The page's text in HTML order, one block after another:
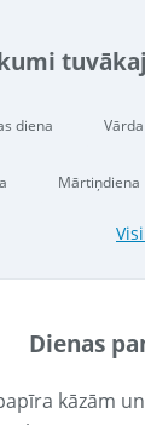
diena
Mārtiņdiena
Dienas
kāzām